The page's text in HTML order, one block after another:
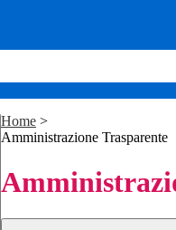
Home >
Amministrazione Trasparente